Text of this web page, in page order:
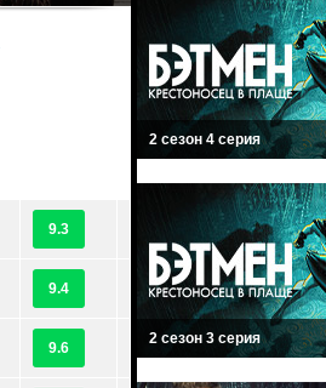
9.3
9.4
9.6
2 сезон 4 серия
2 сезон 3 серия